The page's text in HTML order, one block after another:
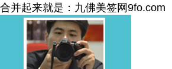
合并起来就是：九佛美签网9fo.com